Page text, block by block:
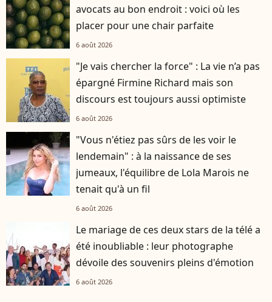
avocats au bon endroit : voici où les
placer pour une chair parfaite
6 août 2026
"Je vais chercher la force" : La vie n’a pas
épargné Firmine Richard mais son
discours est toujours aussi optimiste
6 août 2026
"Vous n'étiez pas sûrs de les voir le
lendemain" : à la naissance de ses
jumeaux, l'équilibre de Lola Marois ne
tenait qu'à un fil
6 août 2026
Le mariage de ces deux stars de la télé a
été inoubliable : leur photographe
dévoile des souvenirs pleins d'émotion
6 août 2026